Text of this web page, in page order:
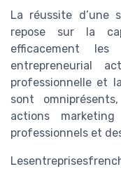
La réussite d’une
repose sur la
efficacement les
entrepreneurial
professionnelle et
sont
actions
professionnels et